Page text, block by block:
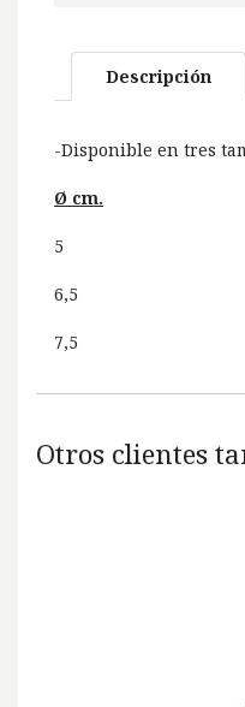
Descripción
-Disponible en tres
Ø cm.
5
6,5
7,5
Otros clientes